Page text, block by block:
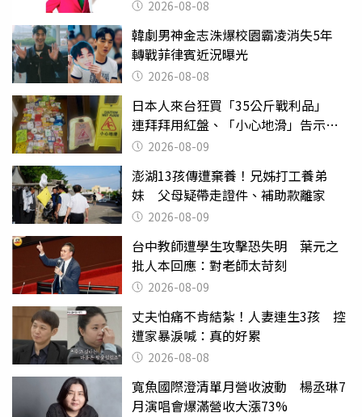
2026-08-08
韓劇男神金志洙爆校園霸凌消失5年
轉戰菲律賓近況曝光
2026-08-08
日本人來台狂買「35公斤戰利品」
連拜拜用紅盤、「小心地滑」告示牌
也帶回家
2026-08-09
澎湖13孩傳遭棄養！兄姊打工養弟
妹 父母疑帶走證件、補助款離家
2026-08-09
台中教師遭學生攻擊恐失明 葉元之
批人本回應：對老師太苛刻
2026-08-09
丈夫怕痛不肯結紮！人妻連生3孩 控
遭家暴淚喊：真的好累
2026-08-08
寬魚國際澄清單月營收波動 楊丞琳7
月演唱會爆滿營收大漲73%